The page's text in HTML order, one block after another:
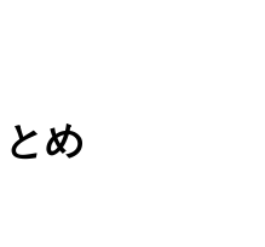
め